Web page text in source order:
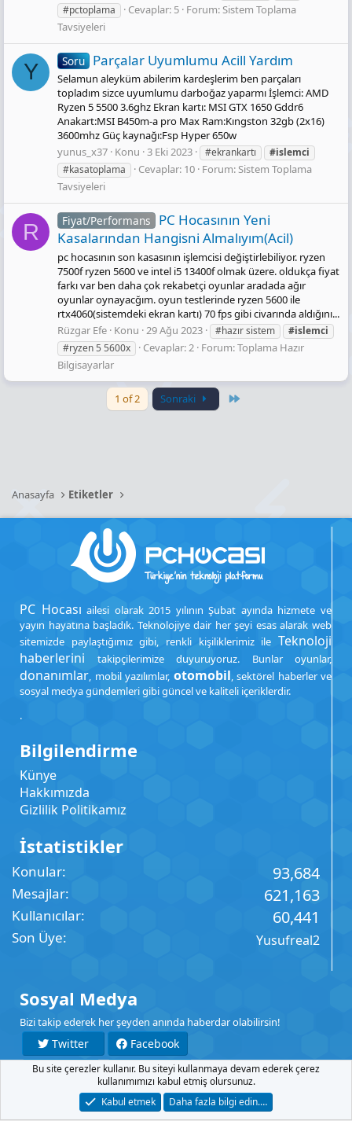
#pctoplama
Cevaplar: 5 Forum:Sistem Toplama
Tavsiyeleri
Y Soru Parçalar Uyumlumu Acill Yardım
Selamun aleyküm abilerim kardeşlerim ben parçaları
topladım sizce uyumlumu darboğaz yaparmı İşlemci: AMD
Ryzen 5 5500 3.6ghz Ekran kartı: MSI GTX 1650 Gddr6
Anakart:MSI B450m-a pro Max Ram:Kıngston 32gb (2x16)
3600mhz Güç kaynağı:Fsp Hyper 650w
yunus_x37 Konu 3 Eki 2023 #ekrankartı
#islemci
#kasatoplama
Cevaplar: 10 Forum:Sistem Toplama
Tavsiyeleri
R Fiyat/Performans
PC Hocasının Yeni
Kasalarından Hangisni Almalıyım(Acil)
pc hocasının son kasasının işlemcisi değiştirlebiliyor. ryzen
7500f ryzen 5600 ve intel i5 13400f olmak üzere. oldukça fiyat
farkı var ben daha çok rekabetçi oyunlar aradada ağır
oyunlar oynayacğım. oyun testlerinde ryzen 5600 ile
rtx4060(sistemdeki ekran kartı) 70 fps gibi civarında aldığını...
Rüzgar Efe Konu 29 Ağu 2023 #hazır sistem
#islemci
#ryzen 5 5600x
Cevaplar: 2 Forum:Toplama Hazır
Bilgisayarlar
1 of 2 Sonraki
Anasayfa Etiketler
PC Hocası ailesi olarak 2015 yılının Şubat ayında hizmete ve
yayın hayatına başladık. Teknolojiye dair her şeyi esas alarak web
sitemizde paylaştığımız gibi, renkli kişiliklerimiz ile Teknoloji
haberlerini takipçilerimize duyuruyoruz. Bunlar oyunlar,
donanımlar, mobil yazılımlar, otomobil, sektörel haberler ve
sosyal medya gündemleri gibi güncel ve kaliteli içeriklerdir.
.
Bilgilendirme
Künye
Hakkımızda
Gizlilik Politikamız
İstatistikler
Konular 93,684
Mesajlar 621,163
Kullanıcılar 60,441
Son Üye Yusufreal2
Sosyal Medya
Bizi takip ederek her şeyden anında haberdar olabilirsin!
Twitter
Facebook
YouTube
Instagram
Şartlar Gizlilik Yardım Anasayfa
R
Bu site çerezler kullanır. Bu siteyi kullanmaya devam ederek çerez
kullanımımızı kabul etmiş olursunuz.
Kabul etmek
Daha fazla bilgi edin.…